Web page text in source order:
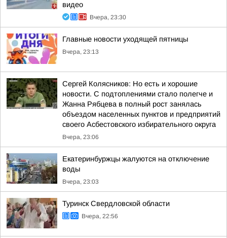
видео
Вчера, 23:30
Главные новости уходящей пятницы
Вчера, 23:13
Сергей Колясников: Но есть и хорошие
новости. С подтоплениями стало полегче и
Жанна Рябцева в полный рост занялась
объездом населенных пунктов и предприятий
своего Асбестовского избирательного округа
Вчера, 23:06
Екатеринбуржцы жалуются на отключение
воды
Вчера, 23:03
Туринск Свердловской области
Вчера, 22:56